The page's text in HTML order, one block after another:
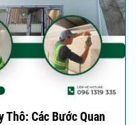
Thô: Các Bước Quan